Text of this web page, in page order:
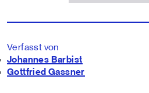
Verfasst von
Johannes Barbist
Gottfried Gassner